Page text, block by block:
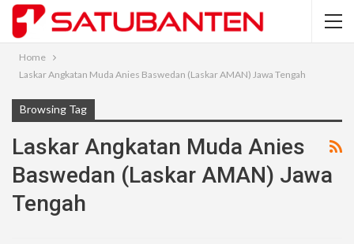
Home
Laskar Angkatan Muda Anies Baswedan (Laskar AMAN) Jawa Tengah
Browsing Tag
Laskar Angkatan Muda Anies
Baswedan (Laskar AMAN) Jawa
Tengah